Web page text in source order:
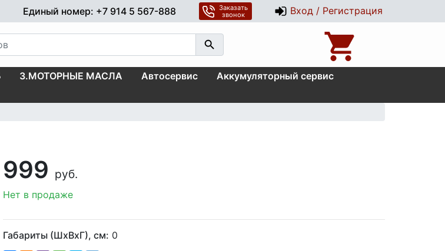
Единый номер: +7 914 5 567-888
Заказать
звонок
Вход / Регистрация
3.МОТОРНЫЕ МАСЛА Автосервис
Аккумуляторный сервис
999 руб.
Нет в продаже
Габариты (ШхВхГ), см: 0